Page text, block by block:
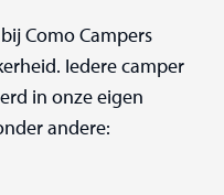
Como Campers
Iedere camper
in onze eigen
andere: